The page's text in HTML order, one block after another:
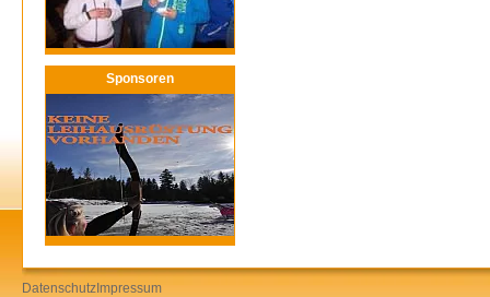
Sponsoren
Datenschutz Impressum